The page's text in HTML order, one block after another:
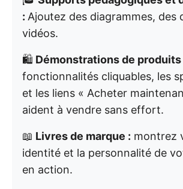
: Ajoutez des diagrammes, des
vidéos.
🛍️ Démonstrations de produits
fonctionnalités cliquables, les
et les liens « Acheter
aident à vendre sans effort.
📖 Livres de marque : montrez
identité et la personnalité de
en action.